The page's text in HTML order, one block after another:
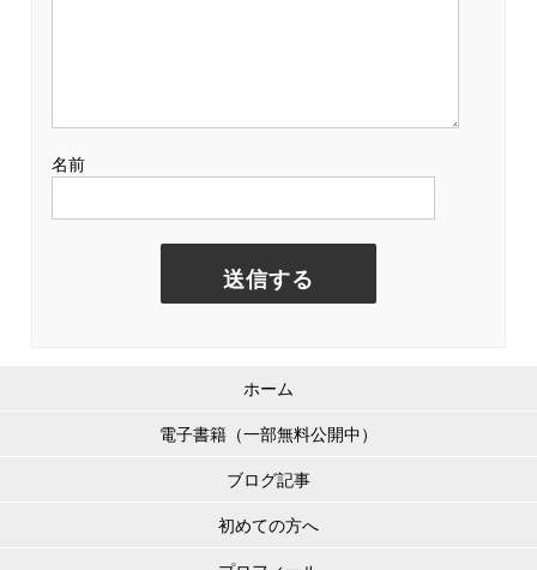
名前
ホーム
電子書籍（一部無料公開中）
ブログ記事
初めての方へ